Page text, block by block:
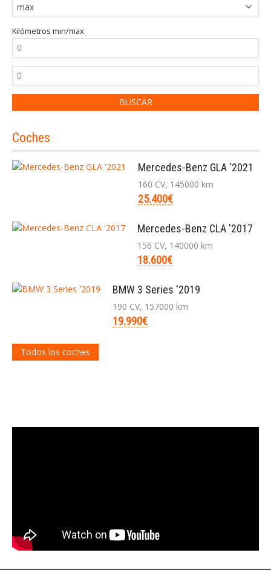
max
Kilómetros min/max
Coches
Mercedes-Benz GLA '2021
160 CV, 145000 km
25.400€
Mercedes-Benz CLA '2017
156 CV, 140000 km
18.600€
BMW 3 Series '2019
190 CV, 157000 km
19.990€
Todos los coches